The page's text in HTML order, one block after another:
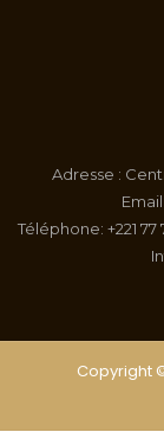
Adresse :
Téléphone: +221 77
Copyright